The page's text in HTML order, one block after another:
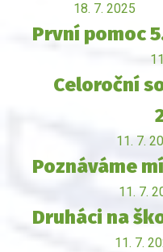
18. 7. 2025
První pomoc
Celoroční
11. 7.
Poznáváme
11. 7.
Druháci na
11. 7.